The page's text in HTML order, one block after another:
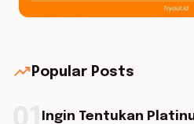
trending_up Popular Posts
Ingin Tentukan